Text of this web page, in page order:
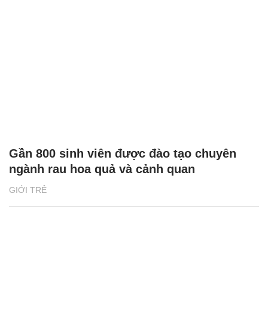
GIỚI TRẺ
Gần 800 sinh viên được đào tạo chuyên
ngành rau hoa quả và cảnh quan